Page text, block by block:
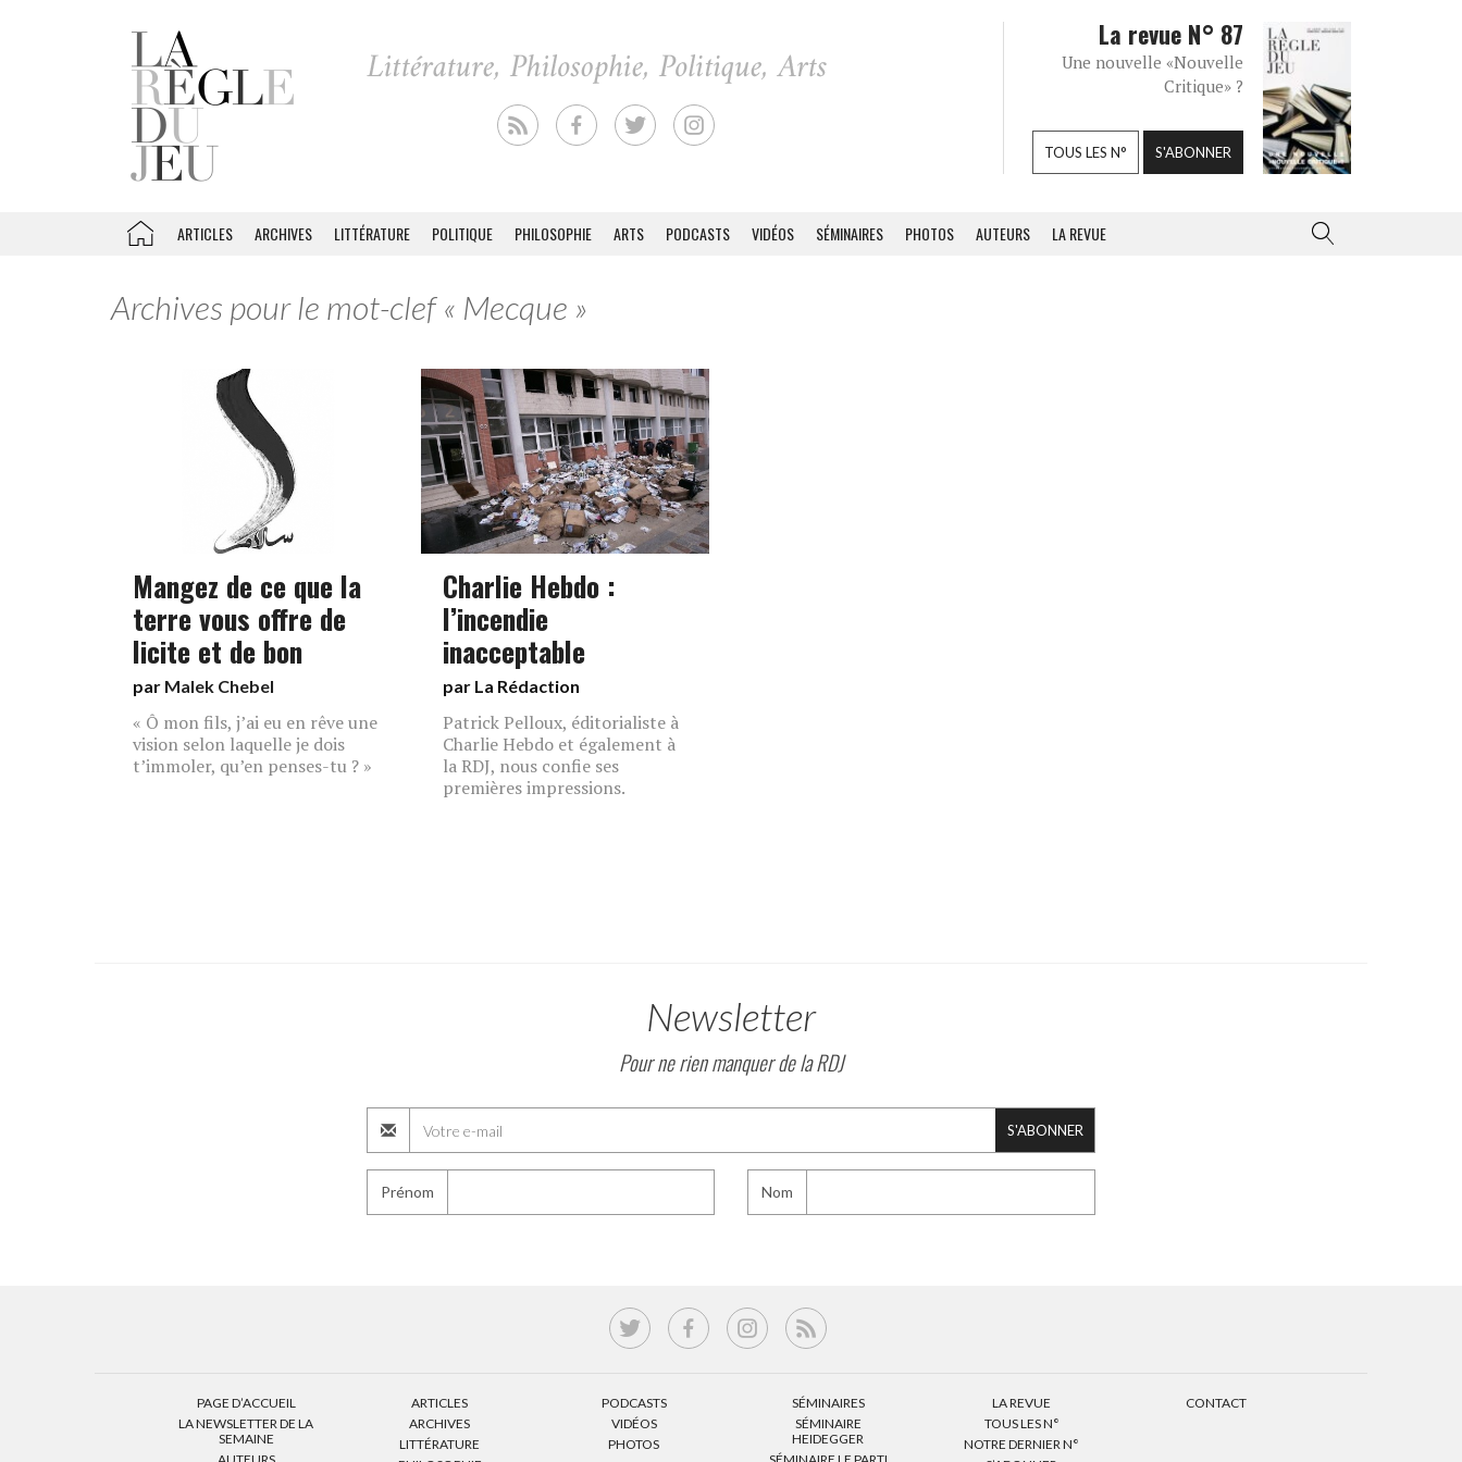
La revue N° 87
Une nouvelle «Nouvelle
Critique» ?
TOUS LES N° S'ABONNER
ARTICLES ARCHIVES LITTÉRATURE POLITIQUE PHILOSOPHIE ARTS PODCASTS VIDÉOS SÉMINAIRES PHOTOS AUTEURS LA REVUE
Archives pour le mot-clef « Mecque »
Mangez de ce que la
terre vous offre de
licite et de bon
par Malek Chebel
« Ô mon fils, j’ai eu en rêve une
vision selon laquelle je dois
t’immoler, qu’en penses-tu ? »
Charlie Hebdo :
l’incendie
inacceptable
par La Rédaction
Patrick Pelloux, éditorialiste à
Charlie Hebdo et également à
la RDJ, nous confie ses
premières impressions.
Newsletter
Pour ne rien manquer de la RDJ
S'ABONNER
Prénom Nom
PAGE D’ACCUEIL
LA NEWSLETTER DE LA
SEMAINE
ARTICLES
ARCHIVES
LITTÉRATURE
PODCASTS
VIDÉOS
PHOTOS
SÉMINAIRES
SÉMINAIRE
HEIDEGGER
LA REVUE
TOUS LES N°
NOTRE DERNIER N°
CONTACT